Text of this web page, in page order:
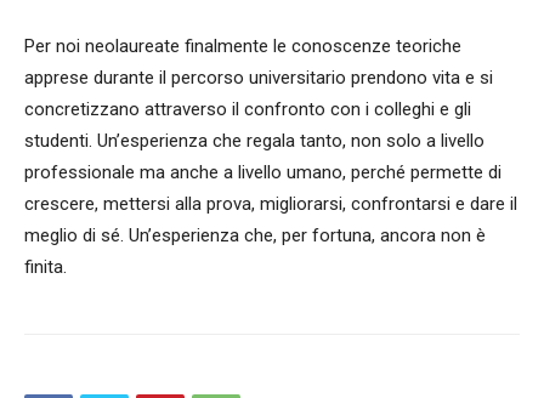
Per noi neolaureate finalmente le conoscenze teoriche
apprese durante il percorso universitario prendono vita e si
concretizzano attraverso il confronto con i colleghi e gli
studenti. Un’esperienza che regala tanto, non solo a livello
professionale ma anche a livello umano, perché permette di
crescere, mettersi alla prova, migliorarsi, confrontarsi e dare il
meglio di sé. Un’esperienza che, per fortuna, ancora non è
finita.